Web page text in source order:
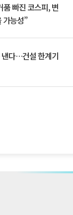
빠진 코스피, 변
가능성”
낸다…건설 한계기